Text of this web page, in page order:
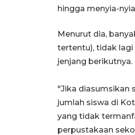
hingga menyia-
Menurut dia,
tertentu), tidak
jenjang berikutnya.
"Jika diasumsikan
jumlah siswa di
yang tidak
perpustakaan